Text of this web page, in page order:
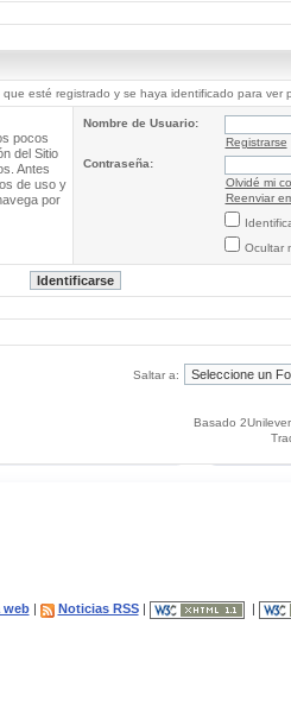
esté registrado y se haya identificado para ver
pocos
del Sitio
Antes
de uso y
por
Nombre de Usuario:
Registrarse
Contraseña:
Olvidé mi
Reenviar
Ocultar
Saltar a:
Basado
web| Noticias RSS|